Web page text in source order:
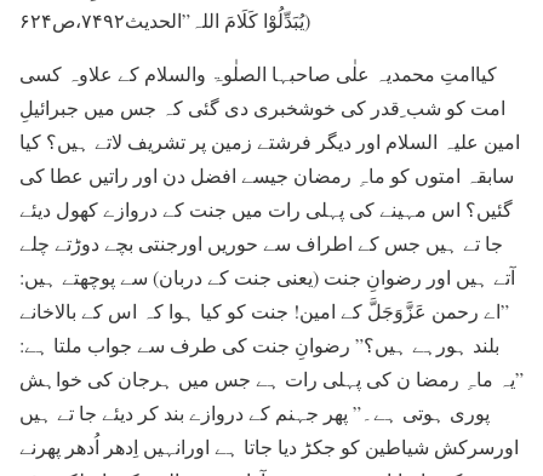
یُبَدِّلُوْا کَلَامَ اللہ”الحدیث۷۴۹۲،ص۶۲۴)
کیاامتِ محمدیہ علٰی صاحبہا الصلٰوۃ والسلام کے علاوہ کسی
امت کو شب ِقدر کی خوشخبری دی گئی کہ جس میں جبرائیلِ
امین علیہ السلام اور دیگر فرشتے زمین پر تشریف لاتے ہیں؟ کیا
سابقہ امتوں کو ماہِ رمضان جیسے افضل دن اور راتیں عطا کی
گئیں؟ اس مہینے کی پہلی رات میں جنت کے دروازے کھول دیئے
جا تے ہیں جس کے اطراف سے حوریں اورجنتی بچے دوڑتے چلے
آتے ہیں اور رضوانِ جنت (یعنی جنت کے دربان) سے پوچھتے ہیں:
”اے رحمن عَزَّوَجَلَّ کے امین! جنت کو کیا ہوا کہ اس کے بالاخانے
بلند ہورہے ہیں؟” رضوانِ جنت کی طرف سے جواب ملتا ہے:
”یہ ماہِ رمضا ن کی پہلی رات ہے جس میں ہرجان کی خواہش
پوری ہوتی ہے۔” پھر جہنم کے دروازے بند کر دیئے جا تے ہیں
اورسرکش شیاطین کو جکڑ دیا جاتا ہے اورانہیں اِدھر اُدھر پھرنے